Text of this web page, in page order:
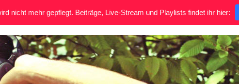
nicht mehr gepflegt. Beiträge, Live-Stream und Playlists findet ihr hier: